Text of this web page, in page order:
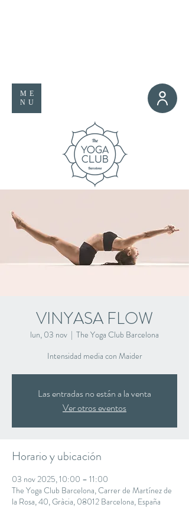
ME
NU
VINYASA FLOW
lun, 03 nov
  |
The Yoga Club Barcelona
Intensidad media con Maider
Las entradas no están a la venta
Ver otros eventos
Horario y ubicación
03 nov 2025, 10:00 – 11:00
The Yoga Club Barcelona, Carrer de Martínez de
la Rosa, 40, Gràcia, 08012 Barcelona, España